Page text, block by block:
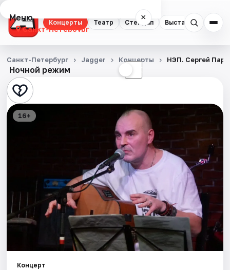
Концерты Театр Стендап Выставки
Меню ×
Санкт-Петербург
Концерты
Театр
Стендап
Спорт
События
Ночной режим ☾
Санкт-Петербург Jagger Концерты НЭП. Сергей
16+
Концерт